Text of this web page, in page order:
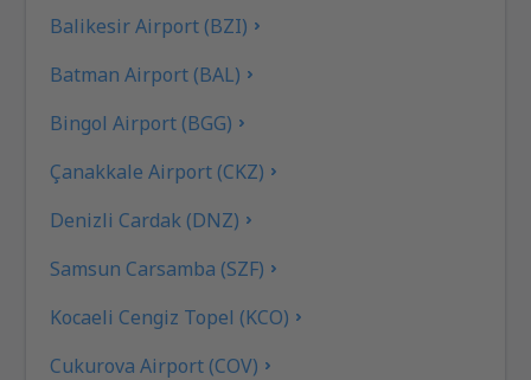
Balikesir Airport (BZI)
Batman Airport (BAL)
Bingol Airport (BGG)
Çanakkale Airport (CKZ)
Denizli Cardak (DNZ)
Samsun Carsamba (SZF)
Kocaeli Cengiz Topel (KCO)
Cukurova Airport (COV)